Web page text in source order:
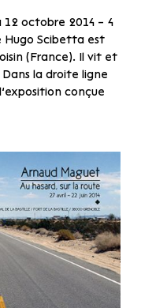
octobre 2014 – 4
Hugo Scibetta est
(France). Il vit et
la droite ligne
conçue